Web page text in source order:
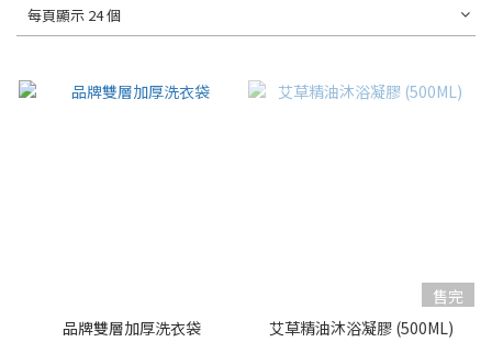
每頁顯示 24 個
品牌雙層加厚洗衣袋
售完
艾草精油沐浴凝膠 (500ML)